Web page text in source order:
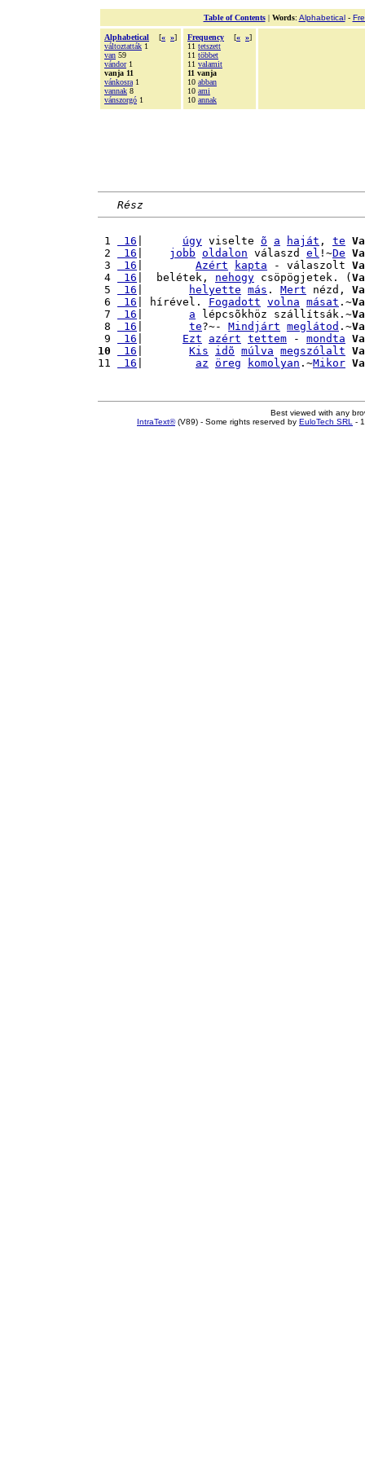
Table of Contents| Words: Alphabetical-
Alphabetical [« »]
változtatták 1
van 59
vándor1
vanja 11
vánkosra 1
vannak 8
vánszorgó 1
Frequency [« »]
11 tetszett
11 többet
11 valamit
11 vanja
10 abban
10 ami
10 annak
Rész
1 16 úgy viselte õ a haját , te
2
16 jobb oldalon válaszd el !~De
3
16 Azért kapta - válaszolt
4
16 |  belétek, nehogy csöpögjetek. (
5
16 helyette más . Mert nézd,
6
16 | hírével. Fogadott volna másat .~
7
16 a lépcsõkhöz szállítsák.~
8
16 te?~- Mindjárt meglátod .~
9
16 Ezt azért tettem - mondta
10
16 Kis idõ múlva megszólalt
11
16 az öreg komolyan .~Mikor
Best viewed with any
IntraText®(V89) - Some rights reserved by EuloTech SRL -